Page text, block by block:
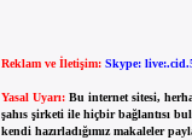
Reklam ve İletişim: Skype:
Yasal Uyarı: Bu internet sitesi,
şahıs şirketi ile hiçbir bağlantısı
kendi hazırladığımız makaleler